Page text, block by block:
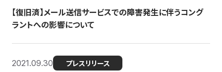
【復旧済】メール送信サービスでの障害発生に伴うコング
ラントへの影響について
2021.09.30 プレスリリース